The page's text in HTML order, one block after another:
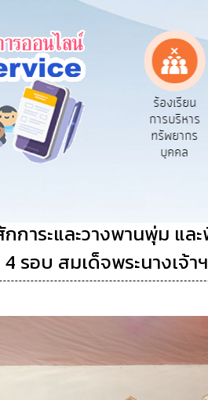
ร้องเรียน
การบริหาร
ทรัพยากร
บุคคล
e-Service
บริการ
ออนไลน์
การะและวางพานพุ่ม แ
รอบ สมเด็จพระนางเจ้า